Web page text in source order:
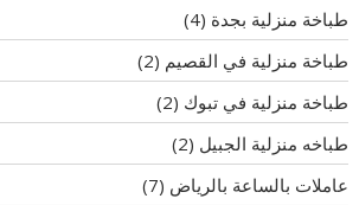
طباخة منزلية بجدة (4)
طباخة منزلية في القصيم (2)
طباخة منزلية في تبوك (2)
طباخه منزلية الجبيل (2)
عاملات بالساعة بالرياض (7)